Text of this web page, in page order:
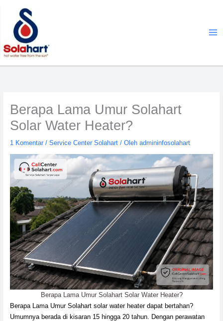
konten
Berapa Lama Umur Solahart
Solar Water Heater?
1 Komentar / Service Center Solahart/ Oleh admininfosolahart
Berapa Lama Umur Solahart Solar Water Heater?
Berapa Lama Umur Solahart solar water heater dapat bertahan?
Umumnya berada di kisaran 15 hingga 20 tahun. Dengan perawatan